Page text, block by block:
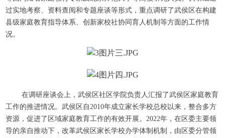
过实地考察、资料查阅和专题座谈等形式，重点调研了武侯区在构建
县级家庭教育指导体系、创新家校社协同育人机制等方面的工作情
况。
在调研座谈会上，武侯区社区学院负责人汇报了武侯区家庭教育
工作的推进情况。武侯区自2010年成立家长学校总校以来，整合多方
资源，促进了区域家庭教育工作的有效开展。2022年，在区委主要领
导的亲自推动下，改革武侯区家长学校办学体制机制，由区委分管领